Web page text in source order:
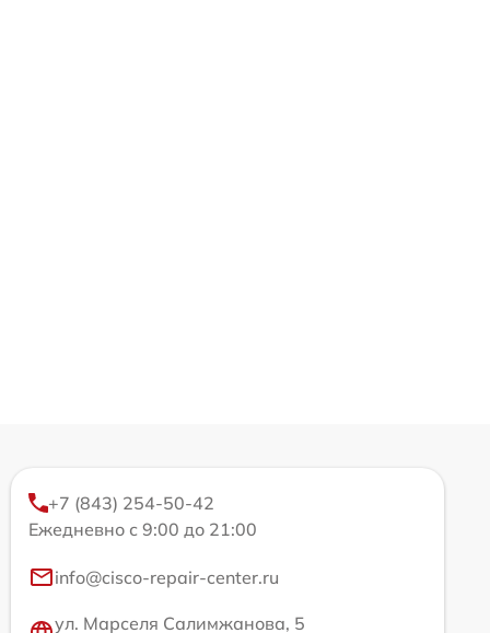
+7 (843) 254-50-42
Ежедневно с 9:00 до 21:00
info@cisco-repair-center.ru
ул. Марселя Салимжанова, 5